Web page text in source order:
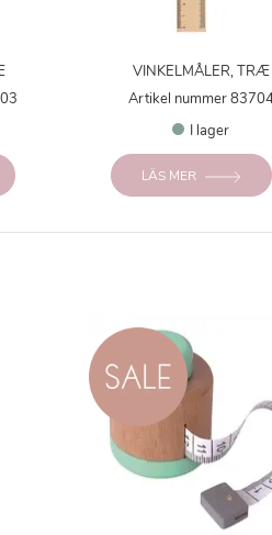
VINKELMÅLER, TRÆ
Artikel nummer
I lager
LÄS MER